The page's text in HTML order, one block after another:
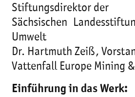
Stiftungsdirektor der
Sächsischen
Umwelt
Dr. Hartmuth Zeiß,
Vattenfall Europe Mining
Einführung in das Werk: